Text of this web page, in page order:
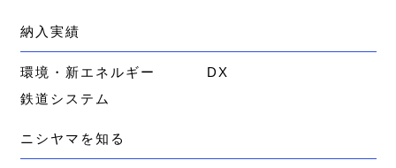
納入実績
環境・新エネルギー
DX
鉄道システム
ニシヤマを知る